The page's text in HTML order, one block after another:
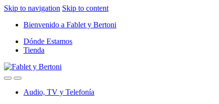
Skip to navigation Skip to content
Bienvenido a Fablet y Bertoni
Dónde Estamos
Tienda
Audio, TV y Telefonía